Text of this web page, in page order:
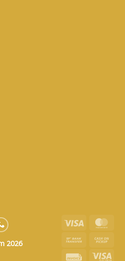
2026
Visa
Bank
Invoice Visa